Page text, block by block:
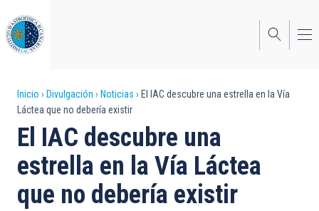
al
contenido
principal
Sobrescribir
enlaces
de
ayuda
a
Inicio Divulgación Noticias
El IAC descubre una estrella en la Vía
Láctea que no debería existir
El IAC descubre una
estrella en la Vía Láctea
que no debería existir